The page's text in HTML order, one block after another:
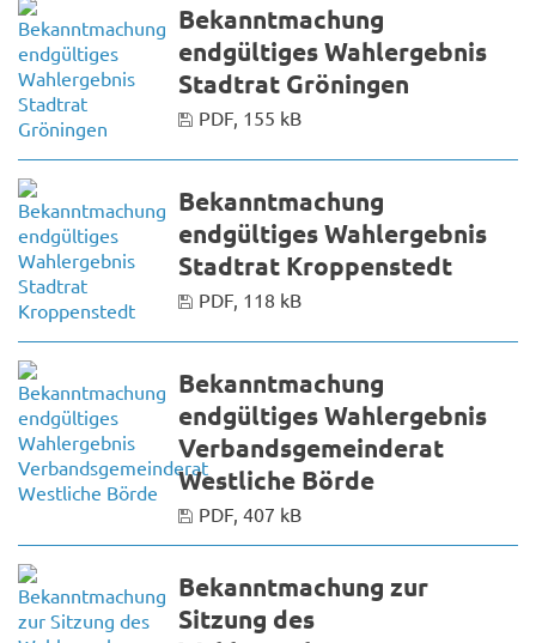
Bekanntmachung
endgültiges Wahlergebnis
Stadtrat Gröningen
PDF, 155 kB
Bekanntmachung
endgültiges Wahlergebnis
Stadtrat Kroppenstedt
PDF, 118 kB
Bekanntmachung
endgültiges Wahlergebnis
Verbandsgemeinderat
Westliche Börde
PDF, 407 kB
Bekanntmachung zur
Sitzung des